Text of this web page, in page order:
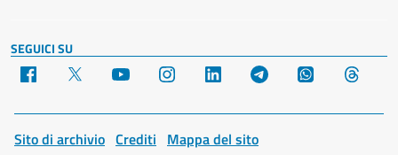
SEGUICI SU
Facebook YouTube Instagram LinkedIn Telegram WhatsApp
Sito di archivio Crediti Mappa del sito